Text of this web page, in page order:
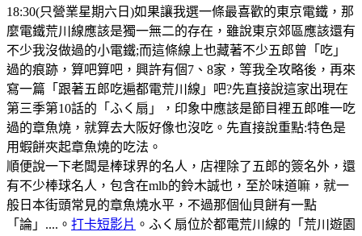
18:30(只營業星期六日)如果讓我選一條最喜歡的東京電鐵，那
麼電鐵荒川線應該是獨一無二的存在，雖說東京郊區應該還有
不少我沒做過的小電鐵;而這條線上也藏著不少五郎曾「吃」
過的痕跡，算吧算吧，興許有個7、8家，等我全攻略後，再來
寫一篇「跟著五郎吃遍都電荒川線」吧?先直接說這家出現在
第三季第10話的「ふく扇」，印象中應該是節目裡五郎唯一吃
過的章魚燒，就算去大阪好像也沒吃。先直接說重點:特色是
用蝦餅夾起章魚燒的吃法。
順便說一下老闆是棒球界的名人，店𥚃除了五郎的簽名外，還
有不少棒球名人，包含在mlb的鈴木誠也，至於味道嘛，就一
般日本街頭常見的章魚燒水平，不過那個仙貝餅有一點
「論」....。 打卡短影片 。ふく扇位於都電荒川線的「荒川遊園